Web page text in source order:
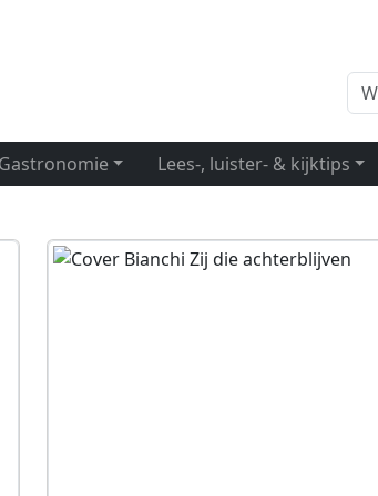
Gastronomie Lees-, luister- & kijktips